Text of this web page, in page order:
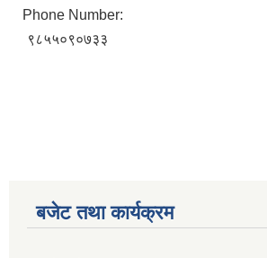
Phone Number:
९८५५०९०७३३
बजेट तथा कार्यक्रम